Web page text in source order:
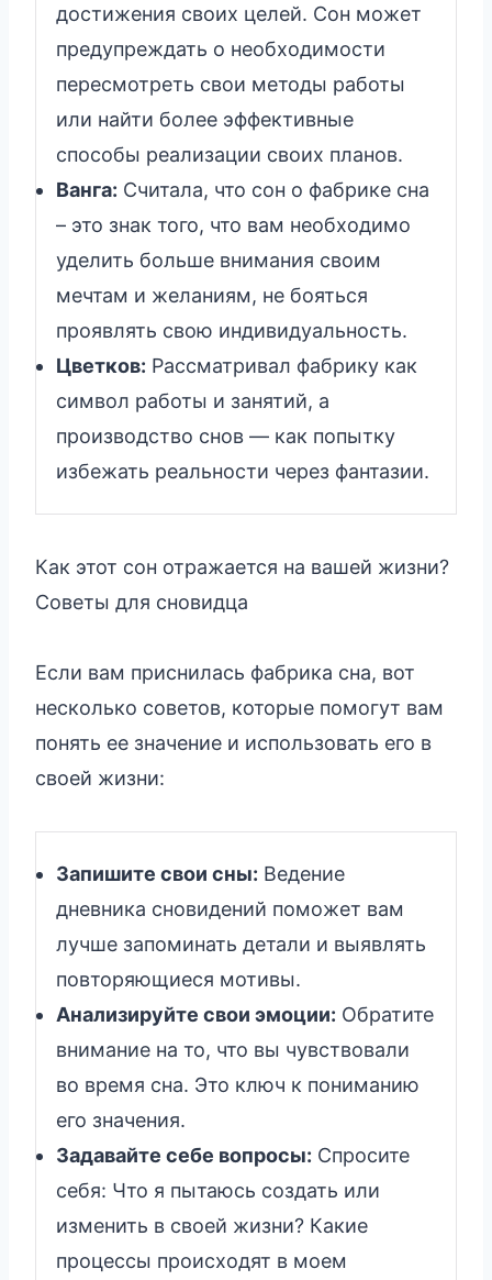
достижения своих целей. Сон может
предупреждать о необходимости
пересмотреть свои методы работы
или найти более эффективные
способы реализации своих планов.
Ванга: Считала, что сон о фабрике сна
– это знак того, что вам необходимо
уделить больше внимания своим
мечтам и желаниям, не бояться
проявлять свою индивидуальность.
Цветков: Рассматривал фабрику как
символ работы и занятий, а
производство снов — как попытку
избежать реальности через фантазии.
Как этот сон отражается на вашей жизни?
Советы для сновидца
Если вам приснилась фабрика сна, вот
несколько советов, которые помогут вам
понять ее значение и использовать его в
своей жизни:
Запишите свои сны: Ведение
дневника сновидений поможет вам
лучше запоминать детали и выявлять
повторяющиеся мотивы.
Анализируйте свои эмоции: Обратите
внимание на то, что вы чувствовали
во время сна. Это ключ к пониманию
его значения.
Задавайте себе вопросы: Спросите
себя: Что я пытаюсь создать или
изменить в своей жизни? Какие
процессы происходят в моем